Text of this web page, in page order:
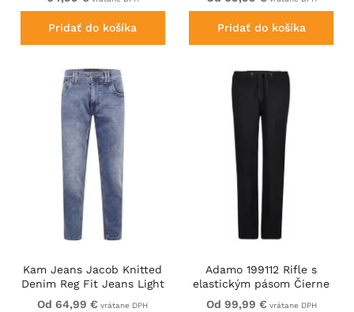
Pridať do košíka Pridať do košíka
Kam Jeans Jacob Knitted
Denim Reg Fit Jeans Light
Wash Blue
Od 64,99 € vrátane DPH
Adamo 199112 Rifle s
elastickým pásom Čierne
Od 99,99 € vrátane DPH